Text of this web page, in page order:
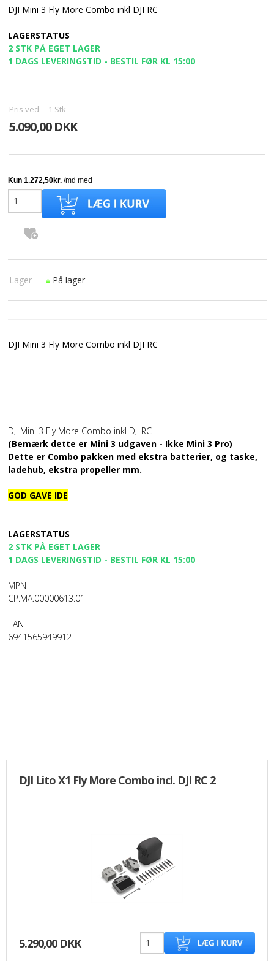
DJI Mini 3 Fly More Combo inkl DJI RC
LAGERSTATUS
2 STK PÅ EGET LAGER
1 DAGS LEVERINGSTID - BESTIL FØR KL 15:00
Pris ved 1 Stk
5.090,00 DKK
Lager På lager
DJI Mini 3 Fly More Combo inkl DJI RC
DJI Mini 3 Fly More Combo inkl DJI RC
(Bemærk dette er Mini 3 udgaven - Ikke Mini 3 Pro)
Dette er Combo pakken med ekstra batterier, og taske,
ladehub, ekstra propeller mm.
GOD GAVE IDE
LAGERSTATUS
2 STK PÅ EGET LAGER
1 DAGS LEVERINGSTID - BESTIL FØR KL 15:00
MPN
CP.MA.00000613.01
EAN
6941565949912
DJI Lito X1 Fly More Combo incl. DJI RC 2
5.290,00 DKK